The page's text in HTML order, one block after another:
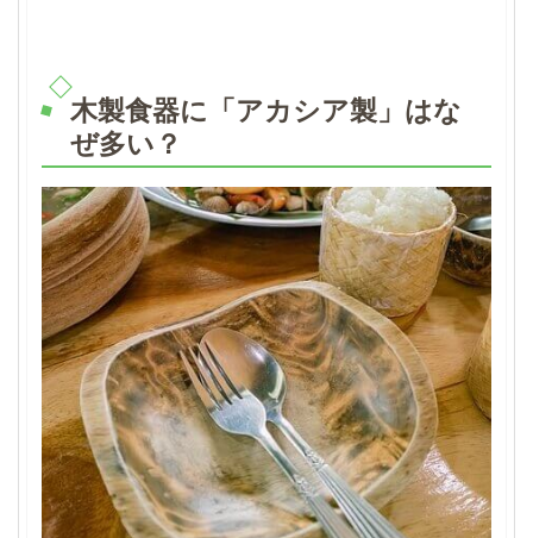
木製食器に「アカシア製」はな
ぜ多い？